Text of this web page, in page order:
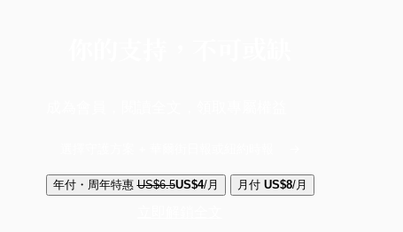
年付・周年特惠 US$6.5US$4/月 月付 US$8/月